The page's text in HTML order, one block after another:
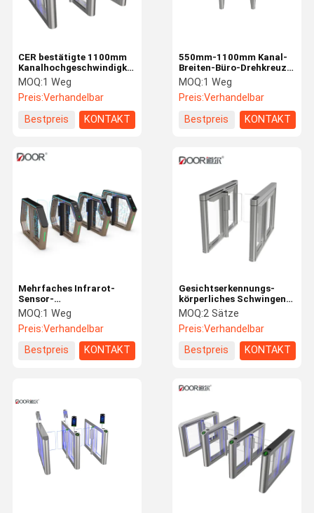
CER bestätigte 1100mm
Kanalhochgeschwindigkeitsdrehkreuz-
Eingangstore
MOQ:1 Weg
Preis:Verhandelbar
Bestpreis
KONTAKT
550mm-1100mm Kanal-
Breiten-Büro-Drehkreuz,
Fußgängertor-
Zugriffskontrolle
MOQ:1 Weg
Preis:Verhandelbar
Bestpreis
KONTAKT
Mehrfaches Infrarot-
Sensor-
Geschwindigkeits-Tor-
Drehkreuz mit
Entdeckungs-
Sicherheitspass-
Erfahrung
MOQ:1 Weg
Preis:Verhandelbar
Bestpreis
KONTAKT
Gesichtserkennungs-
körperliches Schwingen-
Drehkreuz-Tor-
Anwesenheits-System
MOQ:2 Sätze
Preis:Verhandelbar
Bestpreis
KONTAKT